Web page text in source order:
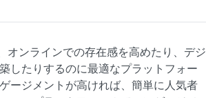
オンラインでの存在感を高めたり、デジ
したりするのに最適なプラットフォー
ージメントが高ければ、簡単に人気者